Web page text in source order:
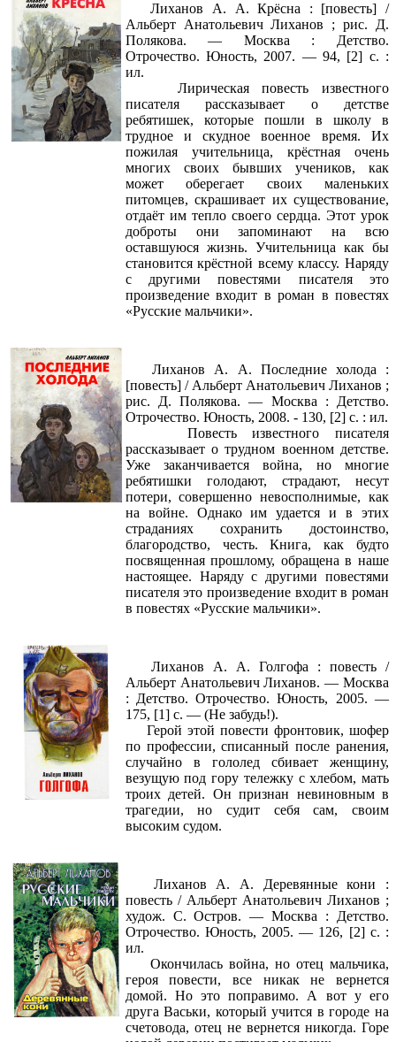
Лиханов А. А. Крёсна : [повесть] /
Альберт Анатольевич Лиханов ; рис. Д.
Полякова. — Москва : Детство.
Отрочество. Юность, 2007. — 94, [2] с. :
ил.
Лирическая повесть известного
писателя рассказывает о детстве
ребятишек, которые пошли в школу в
трудное и скудное военное время. Их
пожилая учительница, крёстная очень
многих своих бывших учеников, как
может оберегает своих маленьких
питомцев, скрашивает их существование,
отдаёт им тепло своего сердца. Этот урок
доброты они запоминают на всю
оставшуюся жизнь. Учительница как бы
становится крёстной всему классу. Наряду
с другими повестями писателя это
произведение входит в роман в повестях
«Русские мальчики».
Лиханов А. А. Последние холода :
[повесть] / Альберт Анатольевич Лиханов ;
рис. Д. Полякова. — Москва : Детство.
Отрочество. Юность, 2008. - 130, [2] с. : ил.
Повесть известного писателя
рассказывает о трудном военном детстве.
Уже заканчивается война, но многие
ребятишки голодают, страдают, несут
потери, совершенно невосполнимые, как
на войне. Однако им удается и в этих
страданиях сохранить достоинство,
благородство, честь. Книга, как будто
посвященная прошлому, обращена в наше
настоящее. Наряду с другими повестями
писателя это произведение входит в роман
в повестях «Русские мальчики».
Лиханов А. А. Голгофа : повесть /
Альберт Анатольевич Лиханов. — Москва
: Детство. Отрочество. Юность, 2005. —
175, [1] с. — (Не забудь!).
Герой этой повести фронтовик, шофер
по профессии, списанный после ранения,
случайно в гололед сбивает женщину,
везущую под гору тележку с хлебом, мать
троих детей. Он признан невиновным в
трагедии, но судит себя сам, своим
высоким судом.
Лиханов А. А. Деревянные кони :
повесть / Альберт Анатольевич Лиханов ;
худож. С. Остров. — Москва : Детство.
Отрочество. Юность, 2005. — 126, [2] с. :
ил.
Окончилась война, но отец мальчика,
героя повести, все никак не вернется
домой. Но это поправимо. А вот у его
друга Васьки, который учится в городе на
счетовода, отец не вернется никогда. Горе